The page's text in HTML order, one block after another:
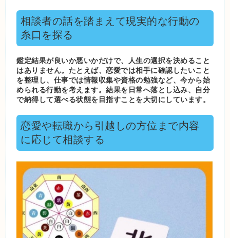
相談者の話を踏まえて現実的な行動の
糸口を探る
鑑定結果が良いか悪いかだけで、人生の選択を決めること
はありません。たとえば、恋愛では相手に確認したいこと
を整理し、仕事では情報収集や資格の勉強など、今から始
められる行動を考えます。結果を日常へ落とし込み、自分
で納得して選べる状態を目指すことを大切にしています。
恋愛や転職から引越しの方位まで内容
に応じて相談する